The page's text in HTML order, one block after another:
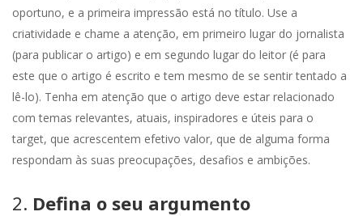
oportuno, e a primeira impressão está no título. Use a
criatividade e chame a atenção, em primeiro lugar do jornalista
(para publicar o artigo) e em segundo lugar do leitor (é para
este que o artigo é escrito e tem mesmo de se sentir tentado a
lê-lo). Tenha em atenção que o artigo deve estar relacionado
com temas relevantes, atuais, inspiradores e úteis para o
target, que acrescentem efetivo valor, que de alguma forma
respondam às suas preocupações, desafios e ambições.
2. Defina o seu argumento